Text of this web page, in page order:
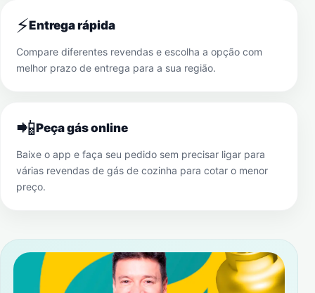
⚡Entrega rápida
Compare diferentes revendas e escolha a opção com
melhor prazo de entrega para a sua região.
📲Peça gás online
Baixe o app e faça seu pedido sem precisar ligar para
várias revendas de gás de cozinha para cotar o menor
preço.